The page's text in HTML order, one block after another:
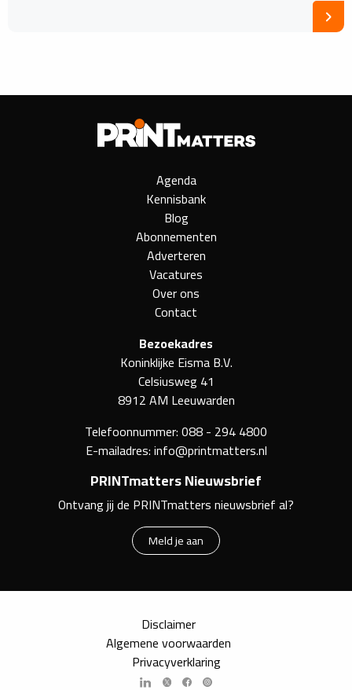
Agenda
Kennisbank
Blog
Abonnementen
Adverteren
Vacatures
Over ons
Contact
Bezoekadres
Koninklijke Eisma B.V.
Celsiusweg 41
8912 AM Leeuwarden
Telefoonnummer:088 - 294 4800
E-mailadres:info@printmatters.nl
PRINTmatters Nieuwsbrief
Ontvang jij de PRINTmatters nieuwsbrief al?
Meld je aan
Disclaimer
Algemene voorwaarden
Privacyverklaring